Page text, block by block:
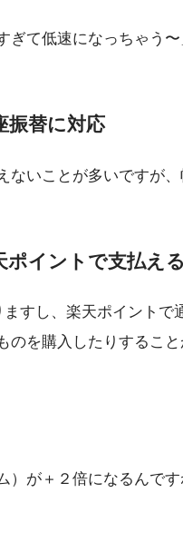
て低速になっちゃう〜
振替に対応
いことが多いですが
ポイントで支払える
すし、楽天ポイント
のを購入したりするこ
が＋２倍になるんで